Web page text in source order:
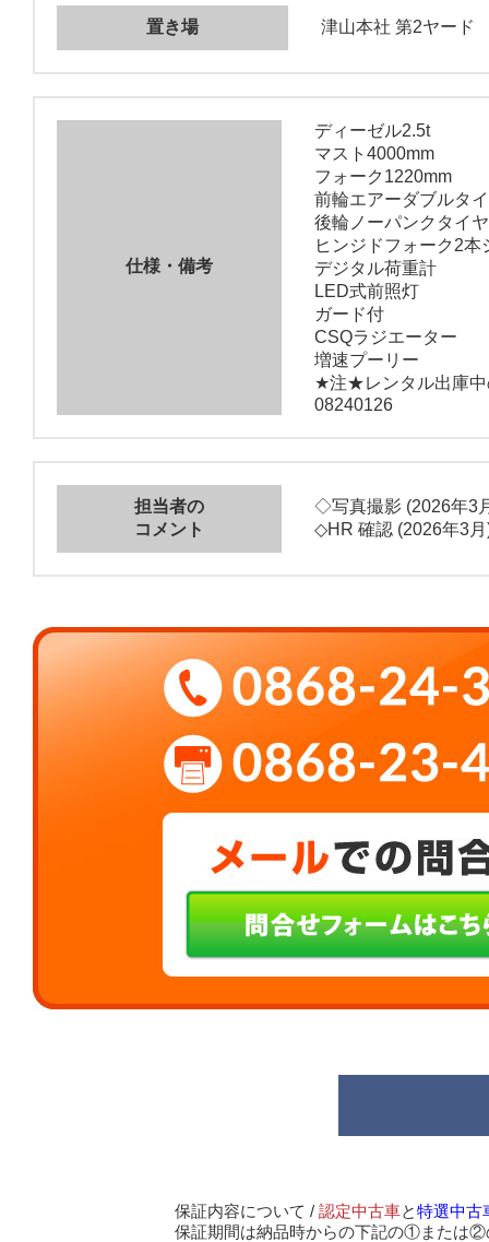
置き場 津山本社 第2ヤード
仕様・備考
ディーゼル2.5t
マスト4000mm
フォーク1220mm
前輪エアーダブルタ
後輪ノーパンクタイヤ
ヒンジドフォーク2本
デジタル荷重計
LED式前照灯
ガード付
CSQラジエーター
増速プーリー
★注★レンタル出庫中
08240126
担当者の
コメント
◇写真撮影 (2026年3
◇HR 確認 (2026年3
保証内容について / 認定中古車と特選中古
保証期間は納品時からの下記の①または②